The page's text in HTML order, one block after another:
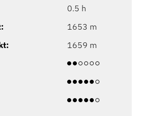
0.5 h
1653 m
1659 m